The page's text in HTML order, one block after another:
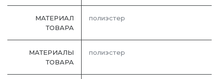
МАТЕРИАЛ
ТОВАРА
полиэстер
МАТЕРИАЛЫ
ТОВАРА
полиэстер